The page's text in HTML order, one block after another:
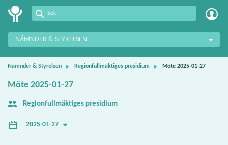
Meetings+
NÄMNDER & STYRELSEN
Nämnder & Styrelsen Regionfullmäktiges presidium Möte 2025-01-27
Möte 2025-01-27
Regionfullmäktiges presidium
2025-01-27